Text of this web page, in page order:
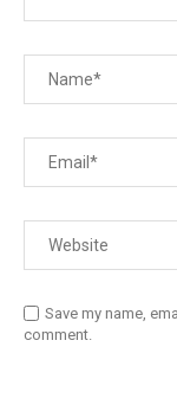
Save my name,
comment.